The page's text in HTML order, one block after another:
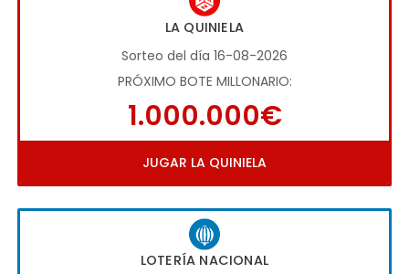
LA QUINIELA
Sorteo del día 16-08-2026
PRÓXIMO BOTE MILLONARIO:
1.000.000€
JUGAR LA QUINIELA
LOTERÍA NACIONAL